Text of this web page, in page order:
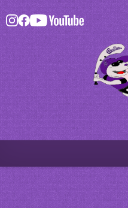
Skip
to
content